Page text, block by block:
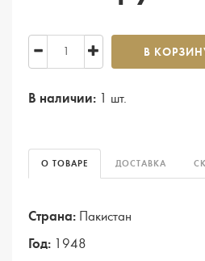
В
В наличии: 1 шт.
О ТОВАРЕ ДОСТАВКА
Страна: Пакистан
Год: 1948